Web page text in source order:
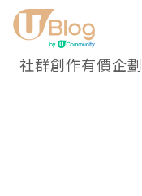
社群創作有價企劃